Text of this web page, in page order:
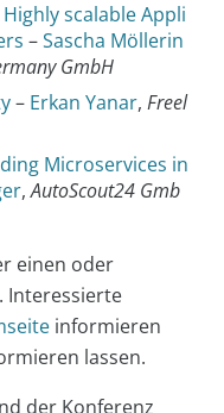
scalable Appli
–Sascha Möllerin
GmbH
– Erkan Yanar, Freel
Microservices in
,AutoScout24 Gmb
einen oder
Interessierte
informieren
lassen.
der Konferenz